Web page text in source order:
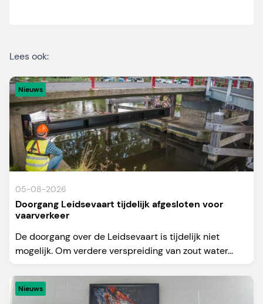
Lees ook:
Nieuws
05-08-2026
Doorgang Leidsevaart tijdelijk afgesloten voor
vaarverkeer
De doorgang over de Leidsevaart is tijdelijk niet
mogelijk. Om verdere verspreiding van zout water...
Nieuws